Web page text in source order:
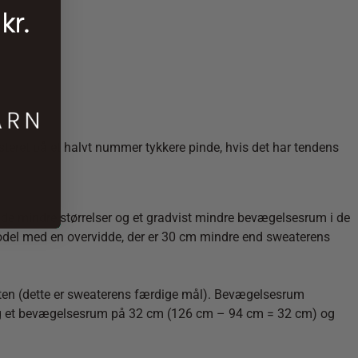
på et halvt nummer tykkere pinde, hvis det har tendens
mindre størrelser og et gradvist mindre bevægelsesrum i de
med en overvidde, der er 30 cm mindre end sweaterens
(dette er sweaterens færdige mål). Bevægelsesrum
bevægelsesrum på 32 cm (126 cm – 94 cm = 32 cm) og